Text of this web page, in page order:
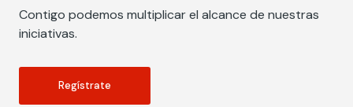
Contigo podemos multiplicar el alcance de nuestras
iniciativas.
Regístrate